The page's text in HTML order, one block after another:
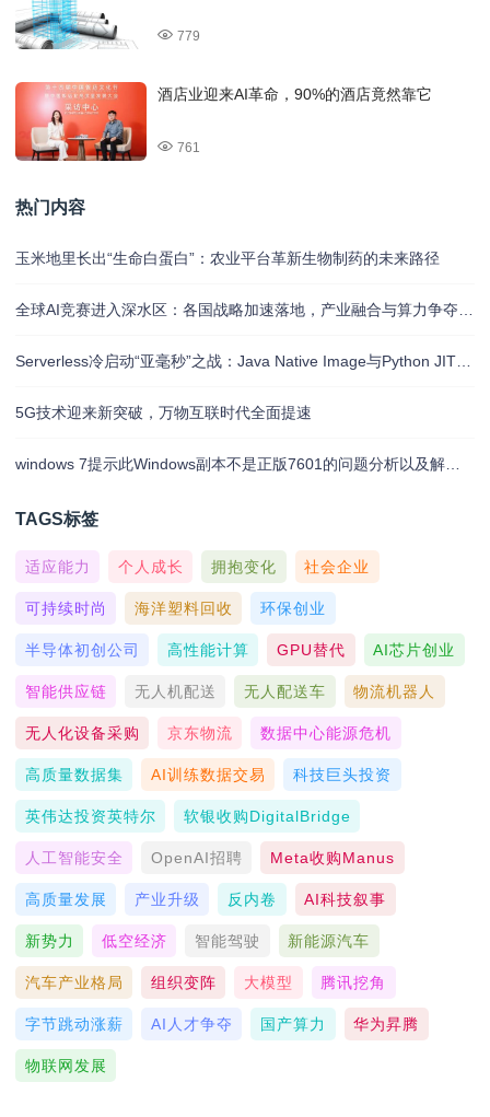
779
酒店业迎来AI革命，90%的酒店竟然靠它
761
热门内容
玉米地里长出“生命白蛋白”：农业平台革新生物制药的未来路径
5G技术迎来新突破，万物互联时代全面提速
TAGS标签
适应能力 个人成长 拥抱变化 社会企业
可持续时尚 海洋塑料回收 环保创业
半导体初创公司 高性能计算 GPU替代 AI芯片创业
智能供应链 无人机配送 无人配送车 物流机器人
无人化设备采购 京东物流 数据中心能源危机
高质量数据集 AI训练数据交易 科技巨头投资
英伟达投资英特尔 软银收购DigitalBridge
人工智能安全 OpenAI招聘 Meta收购Manus
高质量发展 产业升级 反内卷 AI科技叙事
新势力 低空经济 智能驾驶 新能源汽车
汽车产业格局 组织变阵 大模型 腾讯挖角
字节跳动涨薪 AI人才争夺 国产算力 华为昇腾
物联网发展